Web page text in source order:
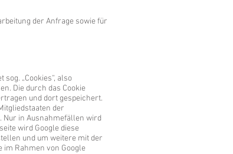
der Anfrage sowie für
„Cookies“, also
Die durch das Cookie
und dort gespeichert.
der
Nur in Ausnahmefällen wird
wird Google diese
und um weitere mit der
im Rahmen von Google